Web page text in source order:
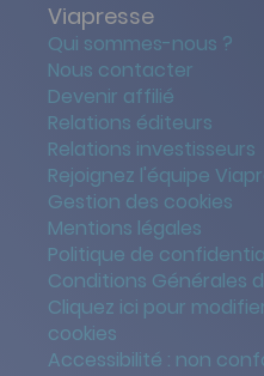
Viapresse
Qui sommes-nous ?
Nous contacter
Devenir affilié
Relations éditeurs
Relations investisseurs
Rejoignez l'équipe
Gestion des cookies
Mentions légales
Politique de
Conditions Générales
Cliquez ici pour
cookies
Accessibilité : non